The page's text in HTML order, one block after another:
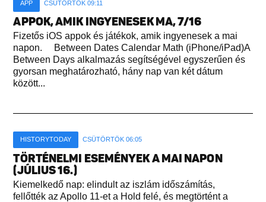
APP CSÜTÖRTÖK 09:11
APPOK, AMIK INGYENESEK MA, 7/16
Fizetős iOS appok és játékok, amik ingyenesek a mai
napon. Between Dates Calendar Math (iPhone/iPad)A
Between Days alkalmazás segítségével egyszerűen és
gyorsan meghatározható, hány nap van két dátum
között...
HISTORYTODAY CSÜTÖRTÖK 06:05
TÖRTÉNELMI ESEMÉNYEK A MAI NAPON
(JÚLIUS 16.)
Kiemelkedő nap: elindult az iszlám időszámítás,
fellőtték az Apollo 11-et a Hold felé, és megtörtént a